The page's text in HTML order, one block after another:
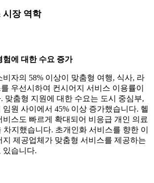
시장 역학
에 대한 수요 증가
비자의 58% 이상이 맞춤형 여행, 식사, 라
우선시하여 컨시어지 서비스 이용률이
맞춤형 지원에 대한 수요는 도시 중심부,
원 사이에서 45% 이상 증가했습니다. 헬
비스도 빠르게 확대되어 비응급 개인 의료
차지했습니다. 초개인화 서비스를 향한 이
지 제공업체가 맞춤형 서비스를 제공하는
있습니다.